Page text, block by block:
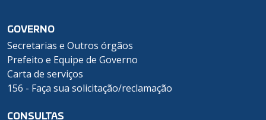
GOVERNO
Secretarias e Outros órgãos
Prefeito e Equipe de Governo
Carta de serviços
156 - Faça sua solicitação/reclamação
CONSULTAS